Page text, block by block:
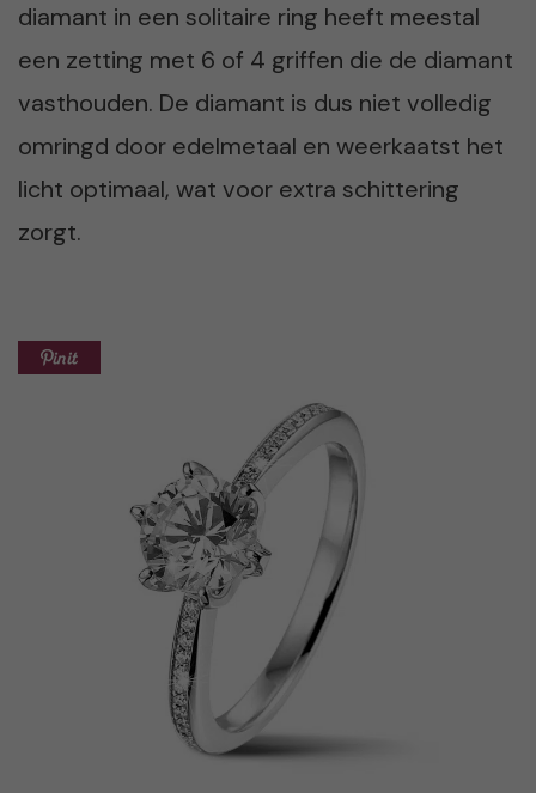
diamant in een solitaire ring heeft meestal
een zetting met 6 of 4 griffen die de diamant
vasthouden. De diamant is dus niet volledig
omringd door edelmetaal en weerkaatst het
licht optimaal, wat voor extra schittering
zorgt.